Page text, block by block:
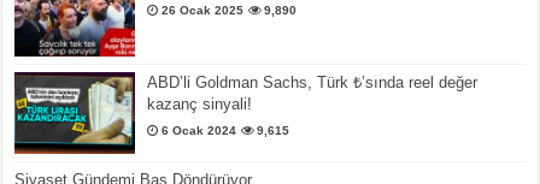
26 Ocak 2025 9,890
ABD’li Goldman Sachs, Türk ₺’sında reel değer
kazanç sinyali!
6 Ocak 2024 9,615
Siyaset Gündemi Baş Döndürüyor